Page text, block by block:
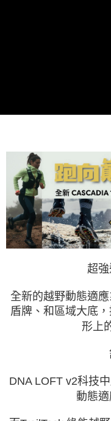
超
全新的越野動態適
盾牌、和區域大底
形上
DNA LOFT v2科技
動態適